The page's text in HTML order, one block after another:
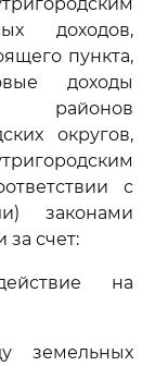
доходов,
пункта,
доходы
районов
округов,
с
законами
счет:
на
земельных